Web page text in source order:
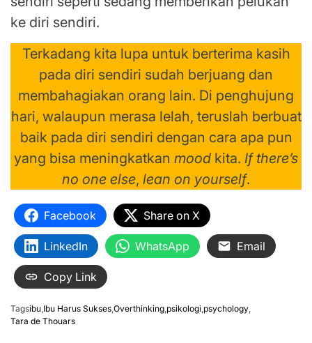
ke diri sendiri.
Terkadang kita lupa untuk berterima kasih
pada diri sendiri sudah berjuang dan
membahagiakan orang lain. Di penghujung
hari, walaupun merasa lelah, teruslah berbuat
baik pada diri sendiri dengan cara apa pun
yang bisa meningkatkan mood kita. If there’s
no one else, lean on yourself.
Facebook Share on X
LinkedIn WhatsApp Email
Copy Link
Tagsibu,Ibu Harus Sukses,Overthinking,psikologi,psychology,
Tara de Thouars